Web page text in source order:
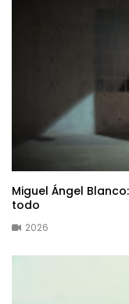
Miguel Ángel
todo
2026